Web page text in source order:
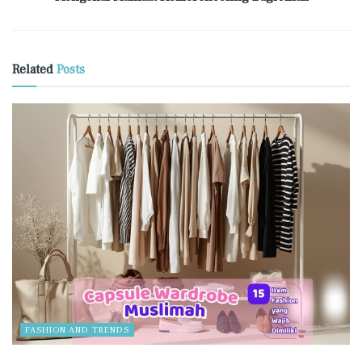
Related Posts
FASHION AND TRENDS